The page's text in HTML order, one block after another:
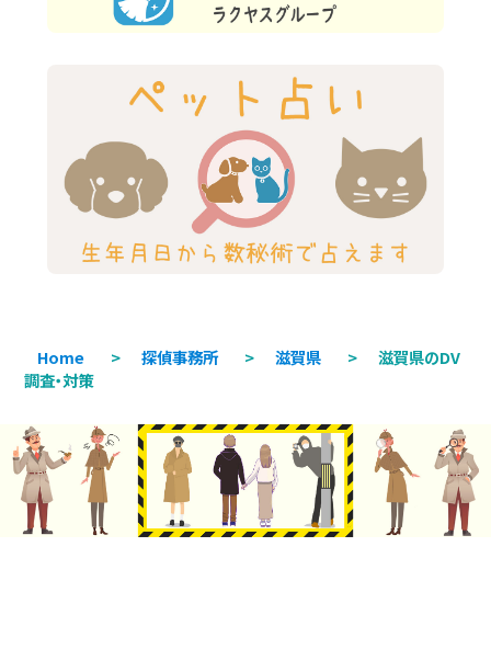
Home > 探偵事務所 > 滋賀県 >
滋賀県のDV
調査・対策